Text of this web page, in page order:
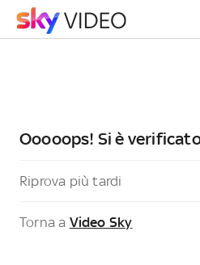
Ooooops! Si è
Riprova più tardi
Torna a Video Sky